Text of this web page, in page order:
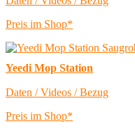
Preis im Shop*
Yeedi Mop Station
Daten / Videos / Bezug
Preis im Shop*